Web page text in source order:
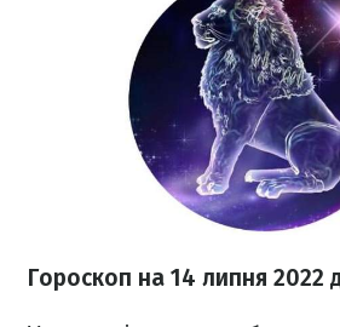
Гороскоп на 14 липня 2022